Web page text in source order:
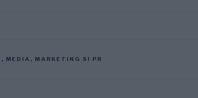
, MEDIA, MARKETING SI PR